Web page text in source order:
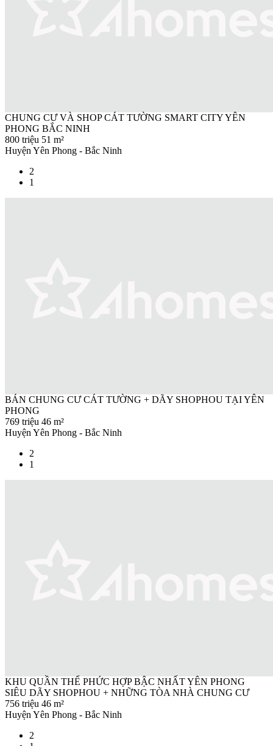
CHUNG CƯ VÀ SHOP CÁT TƯỜNG SMART CITY YÊN
PHONG BẮC NINH
800 triệu 51 m²
Huyện Yên Phong - Bắc Ninh
2
1
BÁN CHUNG CƯ CÁT TƯỜNG + DÃY SHOPHOU TẠI YÊN
PHONG
769 triệu 46 m²
Huyện Yên Phong - Bắc Ninh
2
1
KHU QUẦN THỂ PHỨC HỢP BẬC NHẤT YÊN PHONG
SIÊU DÃY SHOPHOU + NHỮNG TÒA NHÀ CHUNG CƯ
756 triệu 46 m²
Huyện Yên Phong - Bắc Ninh
2